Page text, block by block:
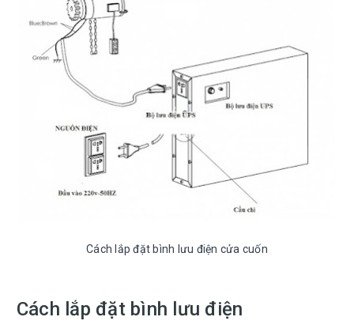
Cách lắp đặt bình lưu điện cửa cuốn
Cách lắp đặt bình lưu điện